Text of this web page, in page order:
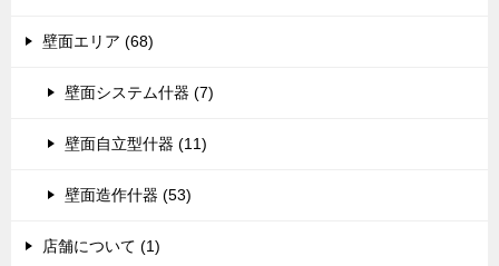
壁面エリア (68)
壁面システム什器 (7)
壁面自立型什器 (11)
壁面造作什器 (53)
店舗について (1)